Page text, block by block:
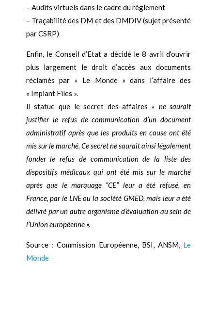
– Audits virtuels dans le cadre du règlement
– Traçabilité des DM et des DMDIV (sujet présenté
par CSRP)
Enfin, le Conseil d’Etat a décidé le 8 avril d’ouvrir
plus largement le droit d’accès aux documents
réclamés par « Le Monde » dans l’affaire des
« Implant Files ».
Il statue que le secret des affaires « ne saurait
justifier le refus de communication d’un document
administratif après que les produits en cause ont été
mis sur le marché. Ce secret ne saurait ainsi légalement
fonder le refus de communication de la liste des
dispositifs médicaux qui ont été mis sur le marché
après que le marquage “CE” leur a été refusé, en
France, par le LNE ou la société GMED, mais leur a été
délivré par un autre organisme d’évaluation au sein de
l’Union européenne ».
Source : Commission Européenne, BSI, ANSM, Le
Monde